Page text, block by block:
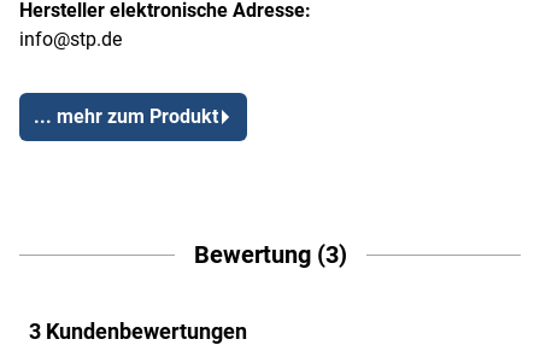
Hersteller elektronische Adresse:
info@stp.de
... mehr zum Produkt
Bewertung (3)
3 Kundenbewertungen